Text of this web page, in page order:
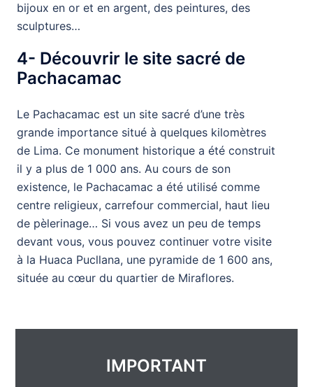
bijoux en or et en argent, des peintures, des
sculptures…
4- Découvrir le site sacré de
Pachacamac
Le Pachacamac est un site sacré d’une très
grande importance situé à quelques kilomètres
de Lima. Ce monument historique a été construit
il y a plus de 1 000 ans. Au cours de son
existence, le Pachacamac a été utilisé comme
centre religieux, carrefour commercial, haut lieu
de pèlerinage… Si vous avez un peu de temps
devant vous, vous pouvez continuer votre visite
à la Huaca Pucllana, une pyramide de 1 600 ans,
située au cœur du quartier de Miraflores.
IMPORTANT